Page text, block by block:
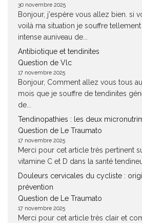
30 novembre 2025
Bonjour, j'espère vous allez bien. si
voilà ma situation je souffre
intense auniveau de...
Antibiotique et tendinites
Question de Vlc
17 novembre 2025
Bonjour, Comment allez vous tous
mois que je souffre de tendinites
de...
Tendinopathies : les deux
Question de Le Traumato
17 novembre 2025
Merci pour cet article très pertinent
vitamine C et D dans la santé
Douleurs cervicales du cycliste :
prévention
Question de Le Traumato
17 novembre 2025
Merci pour cet article très clair et